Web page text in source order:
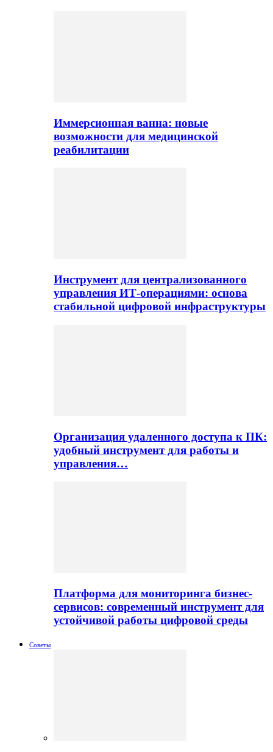
Иммерсионная ванна: новые
возможности для медицинской
реабилитации
Инструмент для централизованного
управления ИТ-операциями: основа
стабильной цифровой инфраструктуры
Организация удаленного доступа к ПК:
удобный инструмент для работы и
управления…
Платформа для мониторинга бизнес-
сервисов: современный инструмент для
устойчивой работы цифровой среды
Советы